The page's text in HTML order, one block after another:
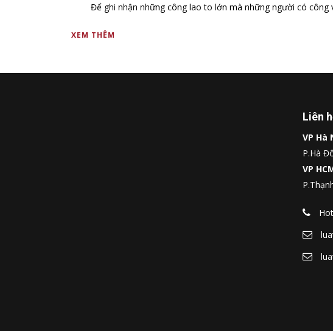
Để ghi nhận những công lao to lớn mà những người có công
XEM THÊM
Liên
VP Hà
P.Hà
VP